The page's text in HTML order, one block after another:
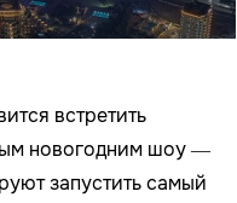
встретить
новогодним шоу —
запустить самый